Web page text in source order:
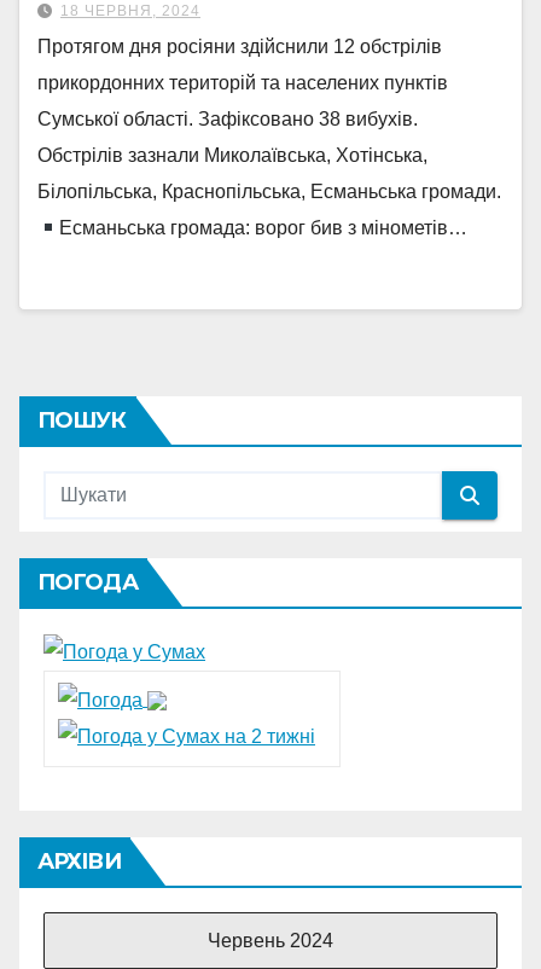
18 ЧЕРВНЯ, 2024
Протягом дня росіяни здійснили 12 обстрілів
прикордонних територій та населених пунктів
Сумської області. Зафіксовано 38 вибухів.
Обстрілів зазнали Миколаївська, Хотінська,
Білопільська, Краснопільська, Есманьська громади.
Есманьська громада: ворог бив з мінометів…
ПОШУК
ПОГОДА
АРХІВИ
Червень 2024